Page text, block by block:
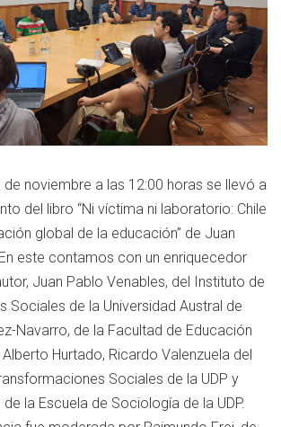
noviembre a las 12:00 horas se llevó a
del libro “Ni víctima ni laboratorio: Chile
global de la educación” de Juan
este contamos con un enriquecedor
Juan Pablo Venables, del Instituto de
Sociales de la Universidad Austral de
Navarro, de la Facultad de Educación
Hurtado, Ricardo Valenzuela del
Sociales de la UDP y
la Escuela de Sociología de la UDP.